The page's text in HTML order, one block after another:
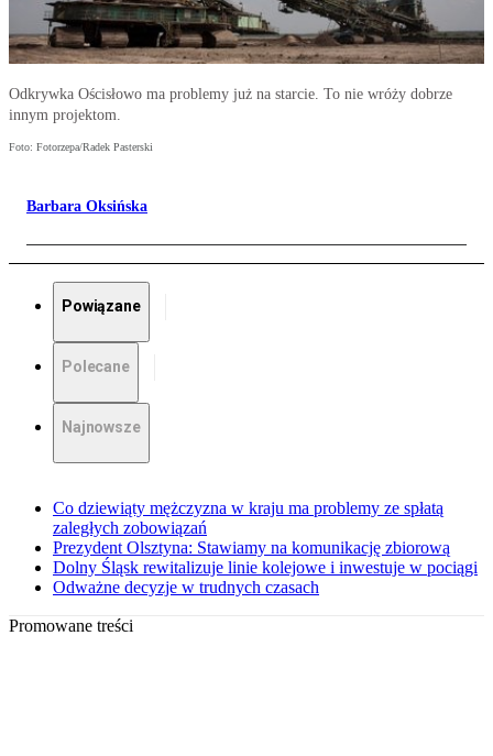
Odkrywka Ościsłowo ma problemy już na starcie. To nie wróży dobrze
innym projektom.
Foto: Fotorzepa/Radek Pasterski
Barbara Oksińska
Powiązane
Polecane
Najnowsze
Co dziewiąty mężczyzna w kraju ma problemy ze spłatą
zaległych zobowiązań
Prezydent Olsztyna: Stawiamy na komunikację zbiorową
Dolny Śląsk rewitalizuje linie kolejowe i inwestuje w pociągi
Odważne decyzje w trudnych czasach
Promowane treści